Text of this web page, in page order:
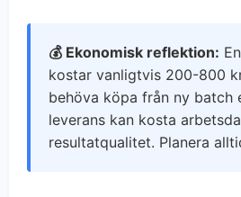
💰 Ekonomisk reflektion:
kostar vanligtvis 200-800
behöva köpa från ny batch
leverans kan kosta
resultatqualitet. Planera